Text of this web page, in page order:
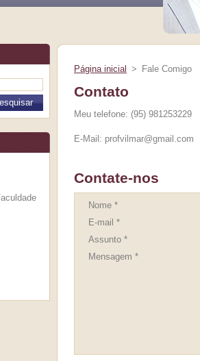
Página inicial > Fale Comigo
Contato
Meu telefone: (95) 981253229
E-Mail: profvilmar@gmail.com
Contate-nos
Nome *
E-mail *
Assunto *
Mensagem *